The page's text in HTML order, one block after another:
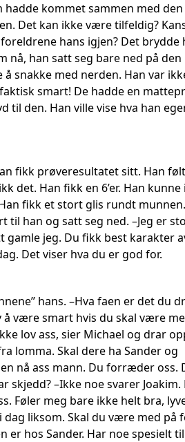
hadde kommet sammen med den
Det kan ikke være tilfeldig?
hans igjen? Det brydde
nå, han satt seg bare ned på den
snakke med nerden. Han var
smart! De hadde en
til den. Han ville vise hva han
fikk prøveresultatet sitt. Han
det. Han fikk en 6’er. Han kunne
fikk et stort glis rundt munnen.
til han og satt seg ned. –Jeg er
gamle jeg. Du fikk best karakter
Det viser hva du er god for.
hans. –Hva faen er det du
å være smart hvis du skal være
lov ass, sier Michael og drar
lomma. Skal dere ha Sander og
nå ass mann. Du forræder oss.
skjedd? –Ikke noe svarer Joakim.
Føler meg bare ikke helt bra,
dag liksom. Skal du være med på
er hos Sander. Har noe spesielt til